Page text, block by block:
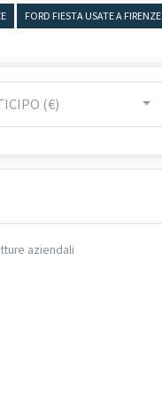
FORD FIESTA USATE A FIRENZE
(€)
aziendali